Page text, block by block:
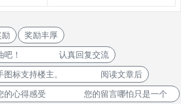
奖励丰厚
油吧！ 认真回复交流
手图标支持楼主。 阅读文章后
您的心得感受 您的留言哪怕只是一个